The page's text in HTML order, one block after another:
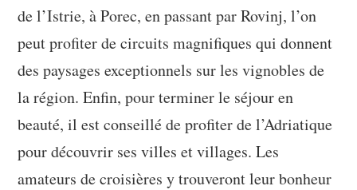
de l’Istrie, à Porec, en passant par Rovinj, l’on
peut profiter de circuits magnifiques qui donnent
des paysages exceptionnels sur les vignobles de
la région. Enfin, pour terminer le séjour en
beauté, il est conseillé de profiter de l’Adriatique
pour découvrir ses villes et villages. Les
amateurs de croisières y trouveront leur bonheur